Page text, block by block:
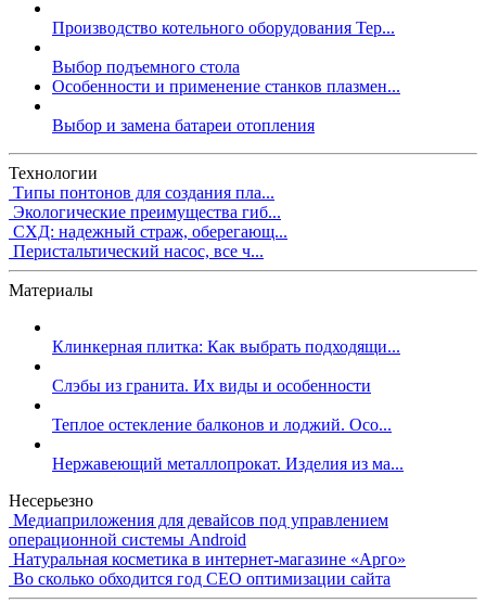
Производство котельного оборудования Тер...
Выбор подъемного стола
Особенности и применение станков плазмен...
Выбор и замена батареи отопления
Технологии
Типы понтонов для создания пла...
Экологические преимущества гиб...
СХД: надежный страж, оберегающ...
Перистальтический насос, все ч...
Материалы
Клинкерная плитка: Как выбрать подходящи...
Слэбы из гранита. Их виды и особенности
Теплое остекление балконов и лоджий. Осо...
Нержавеющий металлопрокат. Изделия из ма...
Несерьезно
Медиаприложения для девайсов под управлением
операционной системы Android
Натуральная косметика в интернет-магазине «Арго»
Во сколько обходится год СЕО оптимизации сайта